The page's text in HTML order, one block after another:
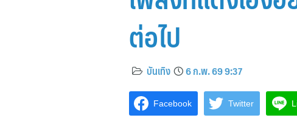
ต่อไป
บันเทิง 6 ก.พ. 69 9:37
Facebook Twitter